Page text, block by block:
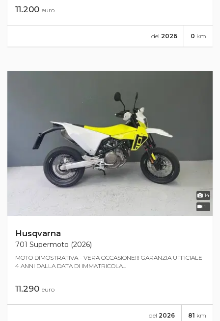
11.200 euro
0 km
del 2026
14
1
Husqvarna
701 Supermoto (2026)
MOTO DIMOSTRATIVA - VERA OCCASIONE!!! GARANZIA UFFICIALE
4 ANNI DALLA DATA DI IMMATRICOLA...
11.290 euro
81 km
del 2026